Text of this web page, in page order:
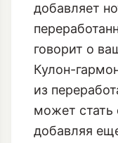
добавляет
говорит о
Кулон-
из
может
добавляя